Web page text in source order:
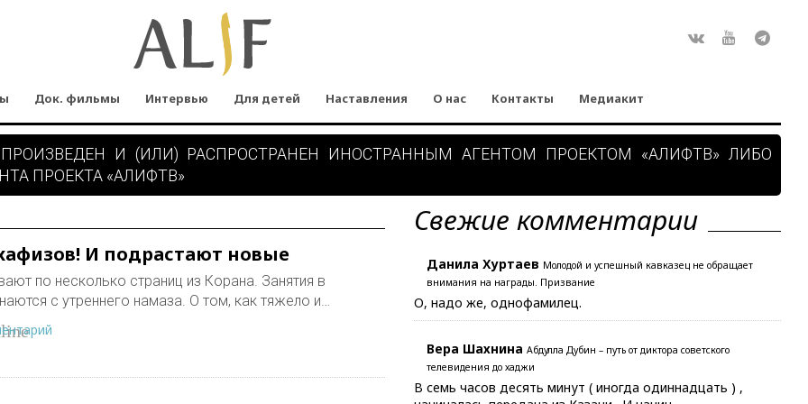
Док. фильмы Интервью Для детей Наставления О нас Контакты Медиакит
И (ИЛИ) РАСПРОСТРАНЕН ИНОСТРАННЫМ АГЕНТОМ ПРОЕКТОМ «АЛИФТВ» ЛИБО
ПРОЕКТА «АЛИФТВ»
И подрастают новые
по несколько страниц из Корана. Занятия в
с утреннего намаза. О том, как тяжело и…
Свежие комментарии
Данила Хуртаев Молодой и успешный кавказец не обращает
внимания на награды. Призвание
О, надо же, однофамилец.
Вера Шахнина Абдулла Дубин – путь от диктора советского
телевидения до хаджи
В семь часов десять минут ( иногда одиннадцать ) ,